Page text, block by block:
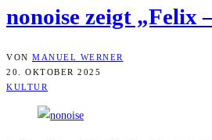
nonoi­se zeigt „Felix
VON MANUEL WERNER
20. OKTOBER 2025
KULTUR